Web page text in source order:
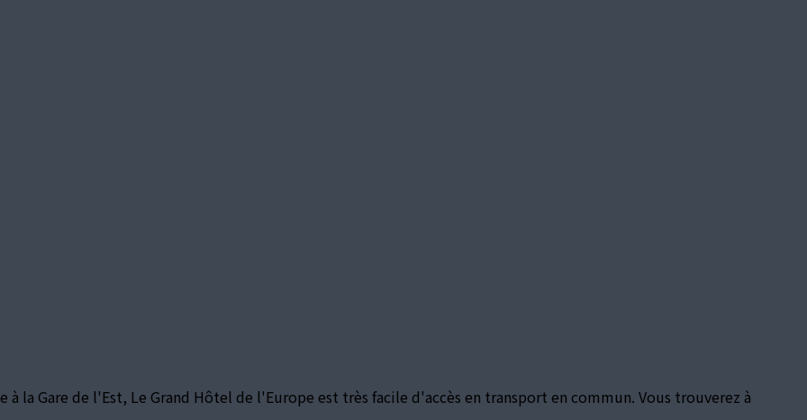
à la Gare de l'Est, Le Grand Hôtel de l'Europe est très facile d'accès en transport en commun. Vous trouverez à